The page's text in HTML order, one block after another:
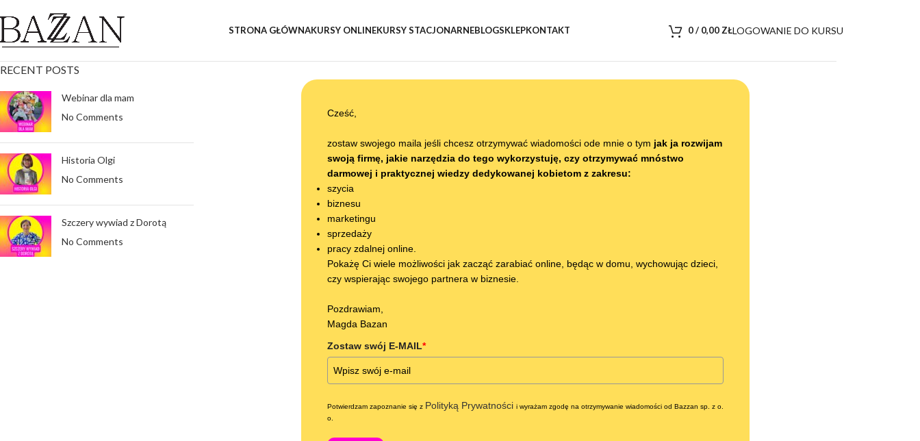
STRONA GŁÓWNAKURSY ONLINEKURSY STACJONARNEBLOGSKLEPKONTAKT 0/ 0,00 ZŁLOGOWANIE DO KURSU
RECENT POSTS
Webinar dla mam
No Comments
Historia Olgi
No Comments
Szczery wywiad z Dorotą
No Comments
Cześć,
zostaw swojego maila jeśli chcesz otrzymywać wiadomości ode mnie o tym jak ja rozwijam
swoją firmę, jakie narzędzia do tego wykorzystuję, czy otrzymywać mnóstwo
darmowej i praktycznej wiedzy dedykowanej kobietom z zakresu:
szycia
biznesu
marketingu
sprzedaży
pracy zdalnej online.
Pokażę Ci wiele możliwości jak zacząć zarabiać online, będąc w domu, wychowując dzieci,
czy wspierając swojego partnera w biznesie.
Pozdrawiam,
Magda Bazan
Zostaw swój E-MAIL*
Potwierdzam zapoznanie się z Polityką Prywatności i wyrażam zgodę na otrzymywanie wiadomości od Bazzan sp. z o.
o.